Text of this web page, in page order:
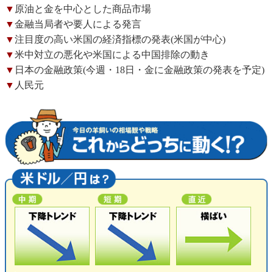
▼ 原油と金を中心とした商品市場
▼金融当局者や要人による発言
▼注目度の高い米国の経済指標の発表(米国が中心)
▼米中対立の悪化や米国による中国排除の動き
▼ 日本の金融政策(今週・18日・金に金融政策の発表を予定)
▼ 人民元